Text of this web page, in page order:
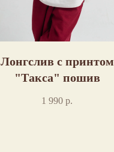
Лонгслив с принтом
"Такса" пошив
1 990 р.